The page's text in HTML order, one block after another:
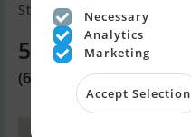
Stockholm, Sverige
518.830 DKK
(69.500 EUR)
Necessary
Analytics
Marketing
Accept Selection